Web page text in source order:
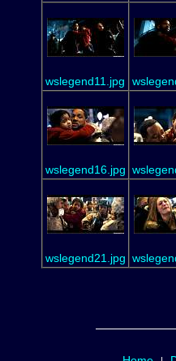
wslegend11.jpg
wslegend16.jpg
wslegend21.jpg